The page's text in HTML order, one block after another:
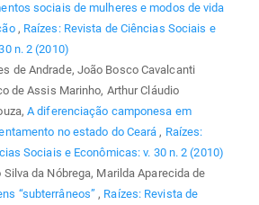
sociais de mulheres e modos de vida
, Raízes: Revista de Ciências Sociais e
n. 2 (2010)
de Andrade, João Bosco Cavalcanti
de Assis Marinho, Arthur Cláudio
A diferenciação camponesa em
no estado do Ceará, Raízes:
Sociais e Econômicas: v. 30 n. 2 (2010)
da Nóbrega, Marilda Aparecida de
“subterrâneos”, Raízes: Revista de